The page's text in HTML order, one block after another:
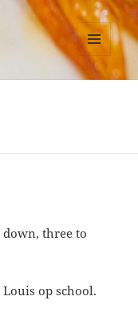
MENU
EN
three to
op school.